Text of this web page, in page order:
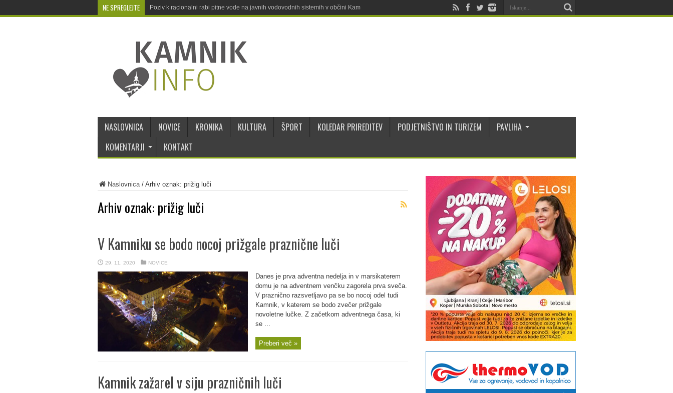
NE SPREGLEJTE Poziv k racionalni rabi pitne vode na javnih vodovodnih sistemih v občini Kamnik
NASLOVNICA NOVICE KRONIKA KULTURA ŠPORT KOLEDAR PRIREDITEV PODJETNIŠTVO IN TURIZEM
PAVLIHA
KOMENTARJI
KONTAKT
Naslovnica/ Arhiv oznak: prižig luči
Arhiv oznak: prižig luči
V Kamniku se bodo nocoj prižgale praznične luči
29. 11. 2020 NOVICE
Danes je prva adventna nedelja in v marsikaterem
domu je na adventnem venčku zagorela prva sveča.
V praznično razsvetljavo pa se bo nocoj odel tudi
Kamnik, v katerem se bodo zvečer prižgale
novoletne lučke. Z začetkom adventnega časa, ki
se ...
Preberi več »
Kamnik zažarel v siju prazničnih luči